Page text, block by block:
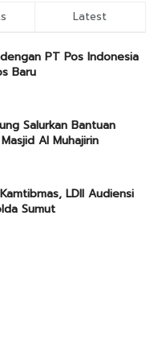
Latest
PT Pos Indonesia
Baru
Salurkan Bantuan
Al Muhajirin
LDII Audiensi
Sumut